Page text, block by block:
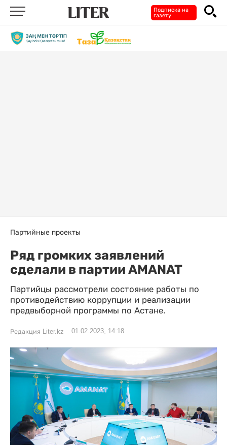
Подписка на
газету
Партийные проекты
Ряд громких заявлений
сделали в партии AMANAT
Партийцы рассмотрели состояние работы по
противодействию коррупции и реализации
предвыборной программы по Астане.
Редакция Liter.kz 01.02.2023, 14:18